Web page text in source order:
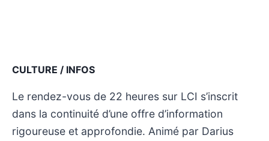
CULTURE / INFOS
Le rendez-vous de 22 heures sur LCI s’inscrit
dans la continuité d’une offre d’information
rigoureuse et approfondie. Animé par Darius